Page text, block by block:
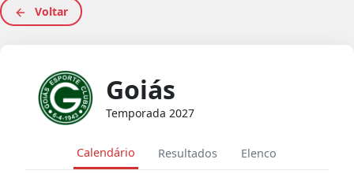
Voltar
Goiás
Temporada 2027
Calendário Resultados Elenco